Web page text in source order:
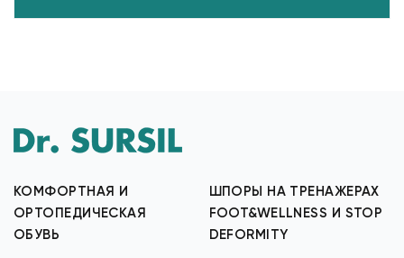
КОМФОРТНАЯ И
ОРТОПЕДИЧЕСКАЯ
ОБУВЬ
ШПОРЫ НА ТРЕНАЖЕРАХ
FOOT&WELLNESS И STOP
DEFORMITY